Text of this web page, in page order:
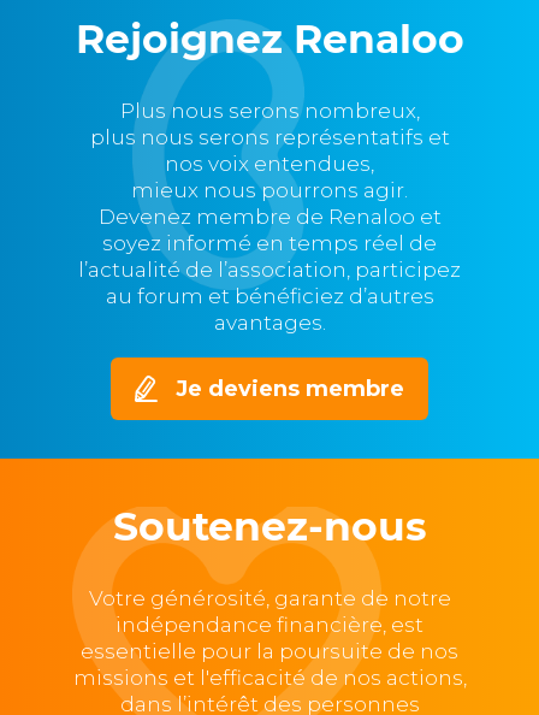
Rejoignez Renaloo
Plus nous serons nombreux,
plus nous serons représentatifs et
nos voix entendues,
mieux nous pourrons agir.
Devenez membre de Renaloo et
soyez informé en temps réel de
l’actualité de l’association, participez
au forum et bénéficiez d’autres
avantages.
Je deviens membre
Soutenez-nous
Votre générosité, garante de notre
indépendance financière, est
essentielle pour la poursuite de nos
missions et l'efficacité de nos actions,
dans l’intérêt des personnes